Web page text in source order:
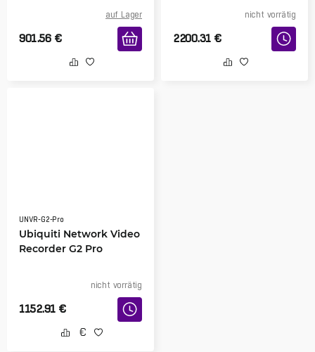
auf Lager
901.56 €
nicht vorrätig
2200.31 €
UNVR-G2-Pro
Ubiquiti Network Video
Recorder G2 Pro
nicht vorrätig
1152.91 €